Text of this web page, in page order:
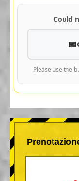
Could
Please use the